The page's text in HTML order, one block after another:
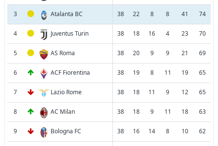
3 Atalanta BC 38 22 8 8 41 74
4 Juventus Turin 38 18 16 4 23 70
5 AS Roma 38 20 9 9 21 69
6 ACF Fiorentina 38 19 8 11 19 65
7 Lazio Rome 38 18 11 9 12 65
8 AC Milan 38 18 9 11 18 63
9 Bologna FC 38 16 14 8 10 62